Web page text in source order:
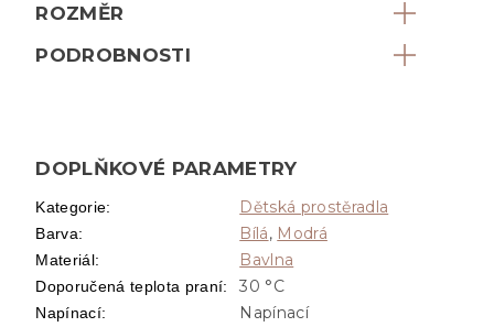
ROZMĚR
PODROBNOSTI
DOPLŇKOVÉ PARAMETRY
Kategorie: Dětská prostěradla
Barva: Bílá, Modrá
Materiál: Bavlna
Doporučená teplota praní: 30 °C
Napínací: Napínací